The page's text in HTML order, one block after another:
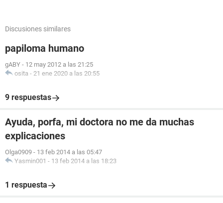
Discusiones similares
papiloma humano
gABY - 12 may 2012 a las 21:25
osita - 21 ene 2020 a las 20:55
9 respuestas
Ayuda, porfa, mi doctora no me da muchas
explicaciones
Olga0909 - 13 feb 2014 a las 05:47
Yasmin001 - 13 feb 2014 a las 18:23
1 respuesta